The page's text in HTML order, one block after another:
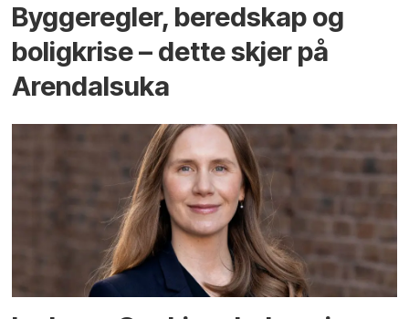
Bygge­regler, beredskap og
bolig­krise – dette skjer på
Arendals­uka